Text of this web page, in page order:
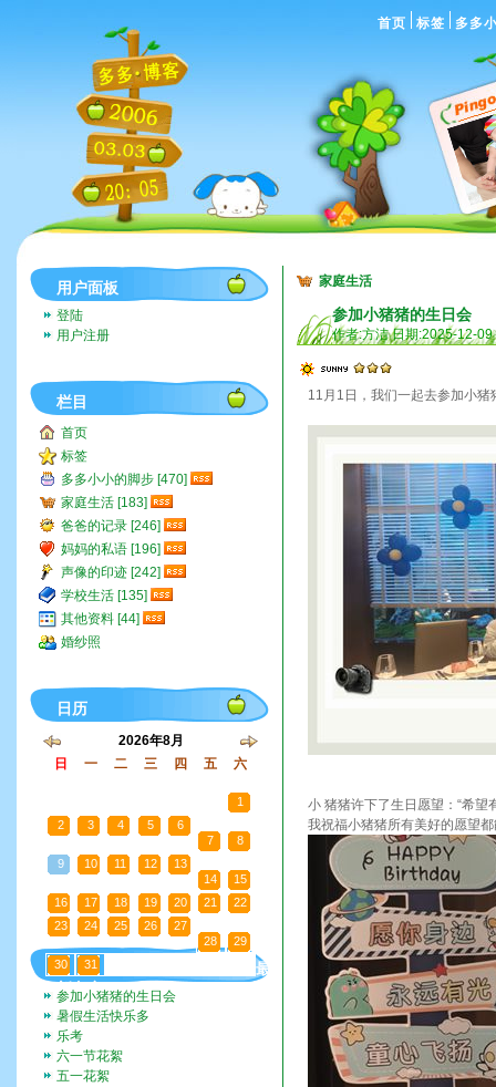
首页 标签 多多
家庭生活
参加小猪猪的生日会
作者:方洁 日期:2025-12-09
11月1日，我们一起去参加小
小 猪猪许下了生日愿望：“希望
我祝福小猪猪所有美好的愿望
用户面板
登陆
用户注册
栏目
首页
标签
多多小小的脚步 [470]
家庭生活 [183]
爸爸的记录 [246]
妈妈的私语 [196]
声像的印迹 [242]
学校生活 [135]
其他资料 [44]
婚纱照
日历
2026年8月
日
一 二 三 四 五 六
1
2
3 4 5
6
7
8
9
10 11 12
13
14
15
16
17 18 19 20 21
22
23
24 25 26
27
28
29
30
31
最
新文章
参加小猪猪的生日会
暑假生活快乐多
乐考
六一节花絮
五一花絮